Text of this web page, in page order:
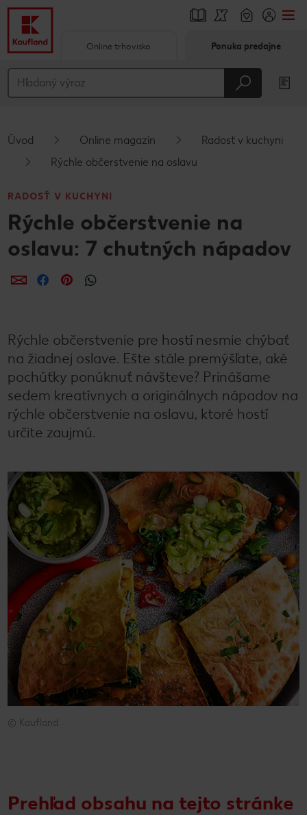
Hlavný obsah
Vyskakovací bočný panel
Online trhovisko Ponuka predajne
Úvod Online magazín
Radosť v kuchyni
Rýchle občerstvenie na oslavu
RADOSŤ V KUCHYNI
Rýchle občerstvenie na
oslavu: 7 chutných nápadov
ZdieľaťZdieľaťZdieľať
Rýchle občerstvenie pre hostí nesmie chýbať
na žiadnej oslave. Ešte stále premýšľate, aké
pochúťky ponúknuť návšteve? Prinášame
sedem kreatívnych a originálnych nápadov na
rýchle občerstvenie na oslavu, ktoré hostí
určite zaujmú.
© Kaufland
© Kaufland
Prehľad obsahu na tejto stránke